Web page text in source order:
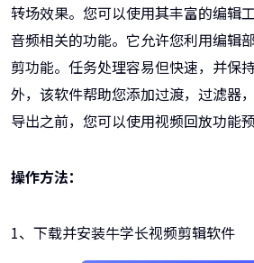
转场效果。您可以使用其丰富的编辑
音频相关的功能。它允许您利用编辑
剪功能。任务处理容易但快速，并保
外，该软件帮助您添加过渡，过滤器
导出之前，您可以使用视频回放功能预
操作方法：
1、下载并安装牛学长视频剪辑软件